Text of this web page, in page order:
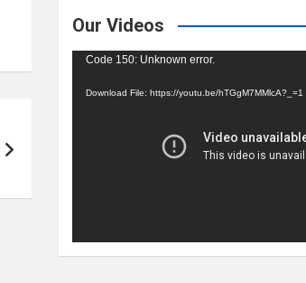
Our Videos
Video
Code 150: Unknown error.
Download File: https://youtu.be/hTGgM7MMlcA?_=1